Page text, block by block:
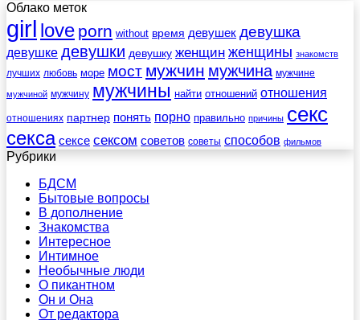
Облако меток
girl love porn without время девушек девушка
девушке девушки девушку женщин женщины знакомств
лучших любовь море мост мужчин мужчина мужчине
мужчиной мужчину мужчины найти отношений отношения
отношениях партнер понять порно правильно причины секс
секса сексе сексом советов советы способов фильмов
Рубрики
БДСМ
Бытовые вопросы
В дополнение
Знакомства
Интересное
Интимное
Необычные люди
О пикантном
Он и Она
От редактора